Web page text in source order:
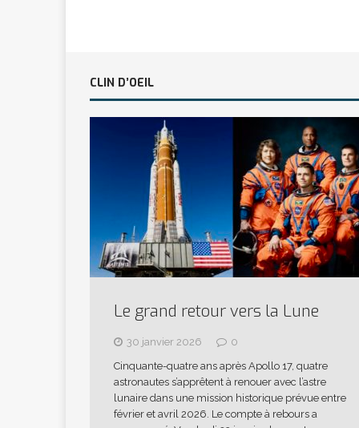
CLIN D’OEIL
Le grand retour vers la Lune
30 janvier 2026
0
Cinquante-quatre ans après Apollo 17, quatre
astronautes s’apprêtent à renouer avec l’astre
lunaire dans une mission historique prévue entre
février et avril 2026. Le compte à rebours a